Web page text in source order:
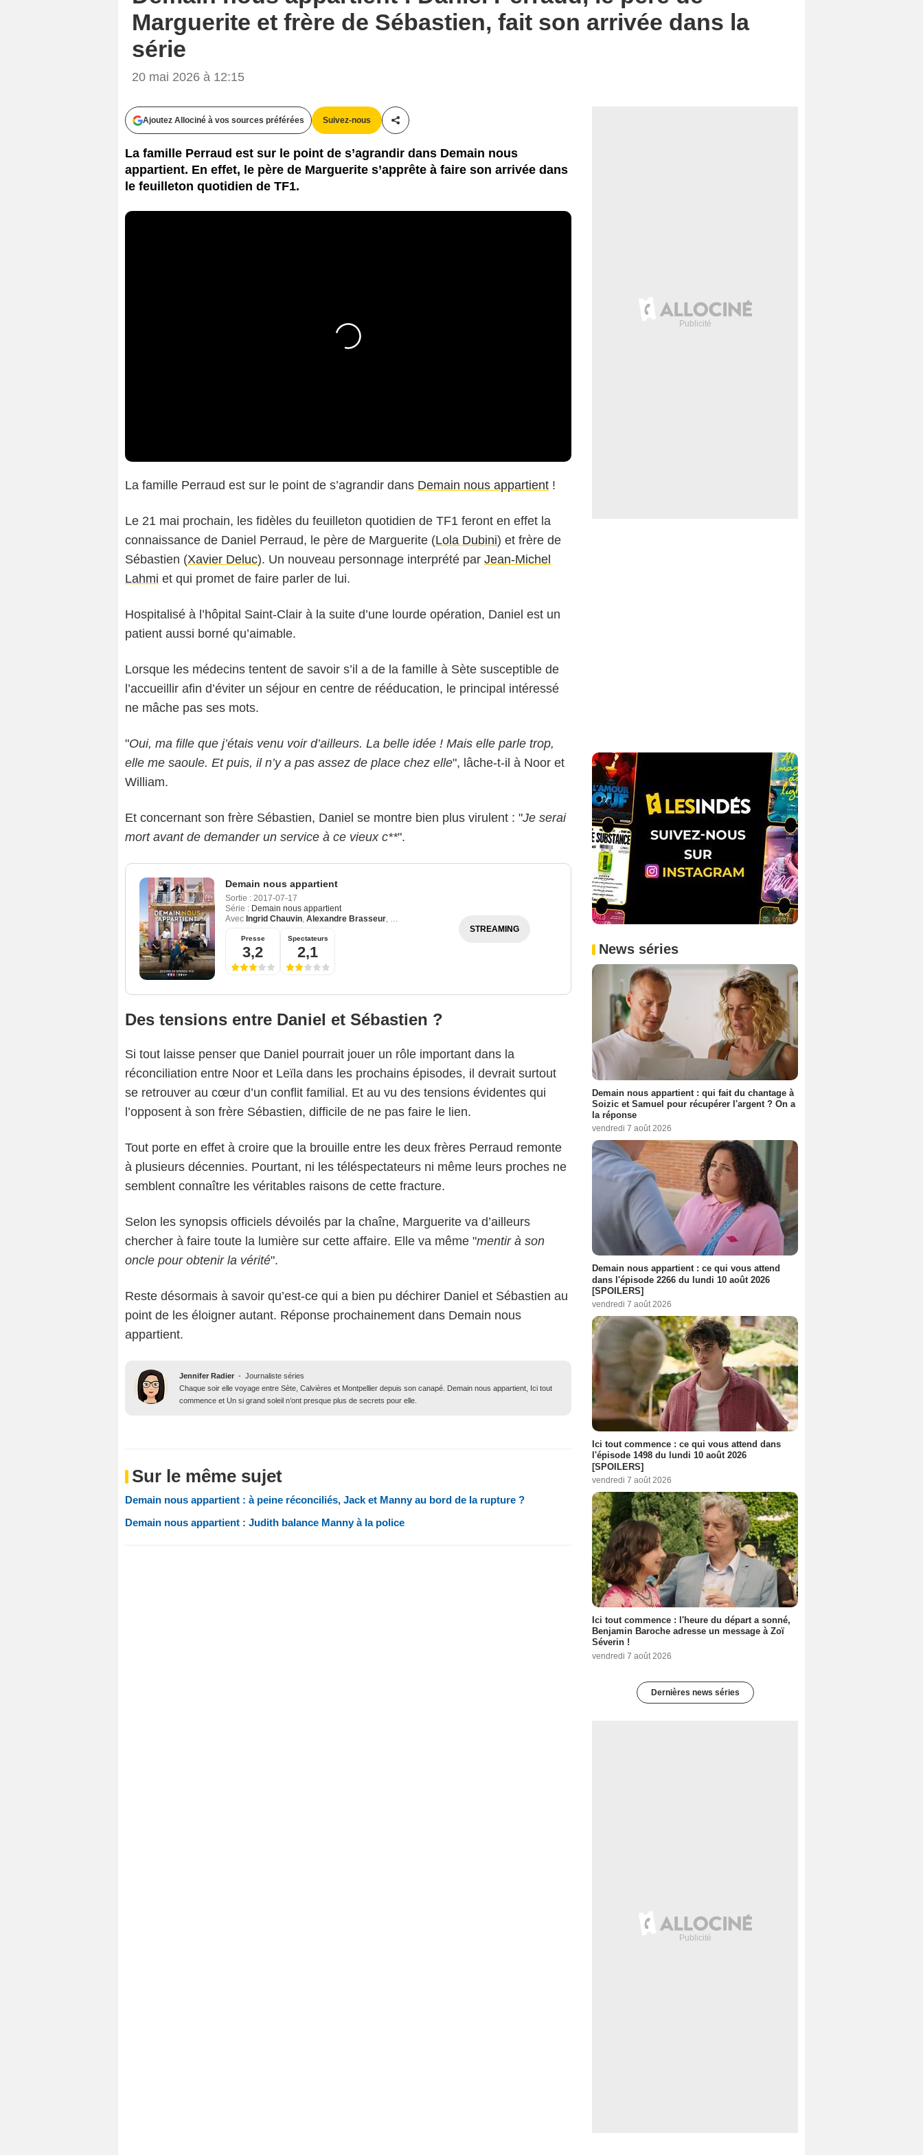
Marguerite et frère de Sébastien, fait son arrivée dans la
série
20 mai 2026 à 12:15
Ajoutez Allociné à vos sources préférées Suivez-nous
Partager cet article
La famille Perraud est sur le point de s’agrandir dans Demain nous
appartient. En effet, le père de Marguerite s’apprête à faire son arrivée dans
le feuilleton quotidien de TF1.
La famille Perraud est sur le point de s’agrandir dans Demain nous appartient !
Le 21 mai prochain, les fidèles du feuilleton quotidien de TF1 feront en effet la
connaissance de Daniel Perraud, le père de Marguerite (Lola Dubini) et frère de
Sébastien (Xavier Deluc). Un nouveau personnage interprété par Jean-Michel
Lahmi et qui promet de faire parler de lui.
Hospitalisé à l’hôpital Saint-Clair à la suite d’une lourde opération, Daniel est un
patient aussi borné qu’aimable.
Lorsque les médecins tentent de savoir s’il a de la famille à Sète susceptible de
l’accueillir afin d’éviter un séjour en centre de rééducation, le principal intéressé
ne mâche pas ses mots.
"Oui, ma fille que j’étais venu voir d’ailleurs. La belle idée ! Mais elle parle trop,
elle me saoule. Et puis, il n’y a pas assez de place chez elle", lâche-t-il à Noor et
William.
Et concernant son frère Sébastien, Daniel se montre bien plus virulent : "Je serai
mort avant de demander un service à ce vieux c**".
Demain nous appartient
Sortie : 2017-07-17
Série : Demain nous appartient
Avec Ingrid Chauvin, Alexandre Brasseur, Julie Debazac
Presse
3,2
Spectateurs
2,1
STREAMING
Des tensions entre Daniel et Sébastien ?
Si tout laisse penser que Daniel pourrait jouer un rôle important dans la
réconciliation entre Noor et Leïla dans les prochains épisodes, il devrait surtout
se retrouver au cœur d’un conflit familial. Et au vu des tensions évidentes qui
l’opposent à son frère Sébastien, difficile de ne pas faire le lien.
Tout porte en effet à croire que la brouille entre les deux frères Perraud remonte
à plusieurs décennies. Pourtant, ni les téléspectateurs ni même leurs proches ne
semblent connaître les véritables raisons de cette fracture.
Selon les synopsis officiels dévoilés par la chaîne, Marguerite va d’ailleurs
chercher à faire toute la lumière sur cette affaire. Elle va même "mentir à son
oncle pour obtenir la vérité".
Reste désormais à savoir qu’est-ce qui a bien pu déchirer Daniel et Sébastien au
point de les éloigner autant. Réponse prochainement dans Demain nous
appartient.
Jennifer Radier - Journaliste séries
Chaque soir elle voyage entre Sète, Calvières et Montpellier depuis son canapé. Demain nous appartient, Ici tout
commence et Un si grand soleil n’ont presque plus de secrets pour elle.
Sur le même sujet
Demain nous appartient : à peine réconciliés, Jack et Manny au bord de la rupture ?
Demain nous appartient : Judith balance Manny à la police
News séries
Demain nous appartient : qui fait du chantage à
Soizic et Samuel pour récupérer l'argent ? On a
la réponse
vendredi 7 août 2026
Demain nous appartient : ce qui vous attend
dans l'épisode 2266 du lundi 10 août 2026
[SPOILERS]
vendredi 7 août 2026
Ici tout commence : ce qui vous attend dans
l'épisode 1498 du lundi 10 août 2026
[SPOILERS]
vendredi 7 août 2026
Ici tout commence : l'heure du départ a sonné,
Benjamin Baroche adresse un message à Zoï
Séverin !
vendredi 7 août 2026
Dernières news séries